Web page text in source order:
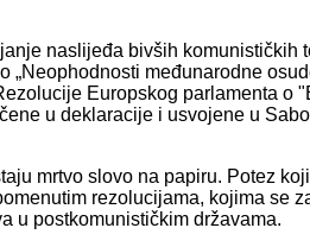
naslijeđa bivših komunističkih
„Neophodnosti međunarodne
Europskog parlamenta o
u deklaracije i usvojene u
mrtvo slovo na papiru. Potez
rezolucijama, kojima se
u postkomunističkim državama.